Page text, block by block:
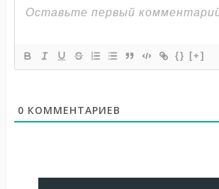
{} [+]
0 КОММЕНТАРИЕВ